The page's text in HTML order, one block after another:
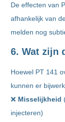
De effecten van
afhankelijk van
melden nog
6. Wat zijn
Hoewel PT 141
kunnen er
❌ Misselijkheid
injecteren)